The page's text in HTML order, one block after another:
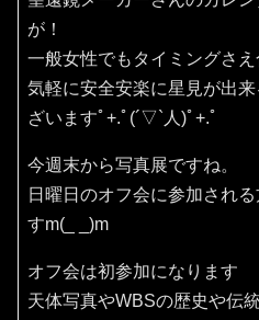
が！
一般女性でもタイミングさ
気軽に安全安楽に星見が出
ざいますﾟ+.ﾟ(´▽`人)ﾟ+.ﾟ
今週末から写真展ですね。
日曜日のオフ会に参加され
すm(_ _)m
オフ会は初参加になります
天体写真やWBSの歴史や伝